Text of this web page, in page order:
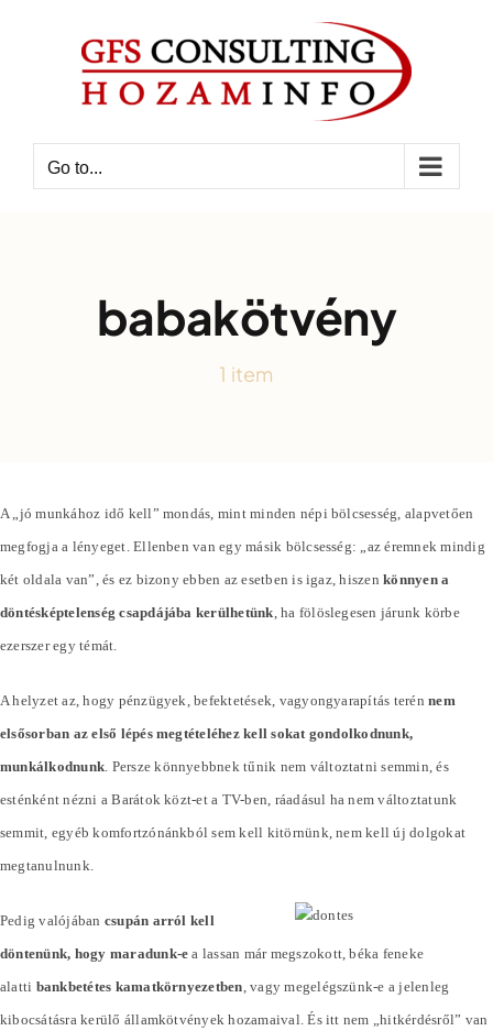
Go to...
babakötvény
1 item
A „jó munkához idő kell” mondás, mint minden népi bölcsesség, alapvetően
megfogja a lényeget. Ellenben van egy másik bölcsesség: „az éremnek mindig
két oldala van”, és ez bizony ebben az esetben is igaz, hiszenkönnyen a
döntésképtelenség csapdájába kerülhetünk , ha fölöslegesen járunk körbe
ezerszer egy témát.
A helyzet az, hogy pénzügyek, befektetések, vagyongyarapítás terénnem
elsősorban az első lépés megtételéhez kell sokat gondolkodnunk,
munkálkodnunk . Persze könnyebbnek tűnik nem változtatni semmin, és
esténként nézni a Barátok közt-et a TV-ben, ráadásul ha nem változtatunk
semmit, egyéb komfortzónánkból sem kell kitörnünk, nem kell új dolgokat
megtanulnunk.
Pedig valójában csupán arról kell
döntenünk, hogy maradunk-e a lassan már megszokott, béka feneke
alatti bankbetétes kamatkörnyezetben , vagy megelégszünk-e a jelenleg
kibocsátásra kerülő államkötvények hozamaival. És itt nem „hitkérdésről” van